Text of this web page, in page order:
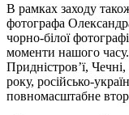
В рамках заходу
фотографа
чорно-білої
моменти нашого
Придністров’ї,
року, російсько-
повномасштабне